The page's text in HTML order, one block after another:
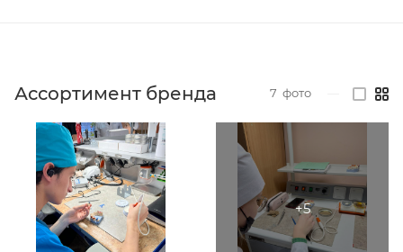
Ассортимент бренда 7 фото